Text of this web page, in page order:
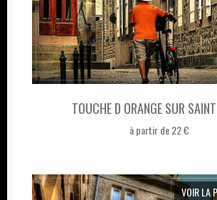
TOUCHE D ORANGE SUR
à partir de 22 €
VOIR LA